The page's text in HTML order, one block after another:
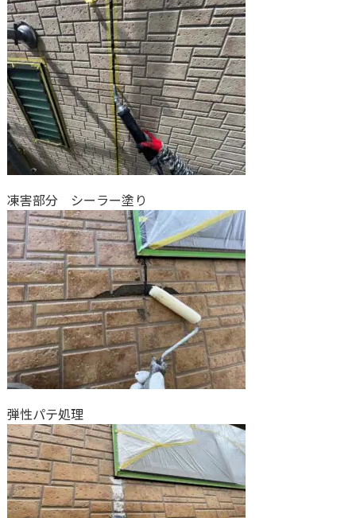
凍害部分 シーラー塗り
弾性パテ処理